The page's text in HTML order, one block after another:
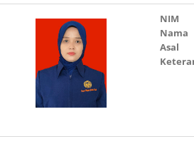
NIM
Nama
Asal